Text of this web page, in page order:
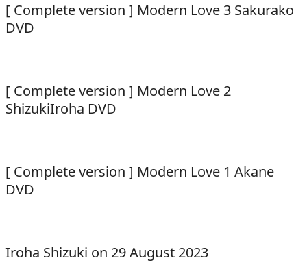
[ Complete version ] Modern Love 3 Sakurako
DVD
[ Complete version ] Modern Love 2
ShizukiIroha DVD
[ Complete version ] Modern Love 1 Akane
DVD
Iroha Shizuki on 29 August 2023